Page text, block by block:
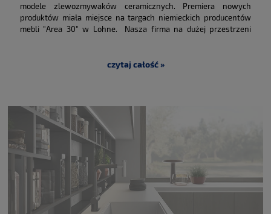
modele zlewozmywaków ceramicznych. Premiera nowych
produktów miała miejsce na targach niemieckich producentów
mebli "Area 30" w Lohne. Nasza firma na dużej przestrzeni
zaprezentowano cztery zlewozmywaki z nowej rodziny Juna. Już
modnym obecnie trendzie wzornictwa, projektanci spoglądają na
naturę i starają się ją naśladować, nadając przedmiotom
użytkowym zbliżony do natury wygląd. Zlewozmywaki zyskały
bardziej miękki, opływowy kształt. Projektanci System Ceram
starali się naśladować wypłukiwane przez wodę skały i
czytaj całość »